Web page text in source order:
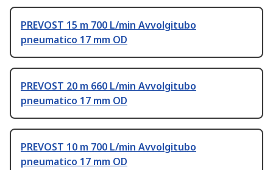
PREVOST 15 m 700 L/min Avvolgitubo
pneumatico 17 mm OD
PREVOST 20 m 660 L/min Avvolgitubo
pneumatico 17 mm OD
PREVOST 10 m 700 L/min Avvolgitubo
pneumatico 17 mm OD